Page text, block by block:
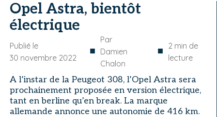
Opel Astra, bientôt
électrique
Publié le
30 novembre 2022
■
Par
Damien
Chalon
■ 2 min de
lecture
A l’instar de la Peugeot 308, l’Opel Astra sera
prochainement proposée en version électrique,
tant en berline qu’en break. La marque
allemande annonce une autonomie de 416 km.